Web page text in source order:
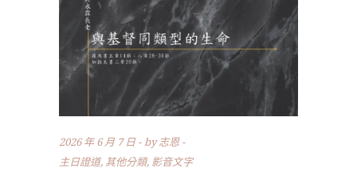
2026 年 6 月 7 日 by志恩
主日證道, 其他分類, 影音文字